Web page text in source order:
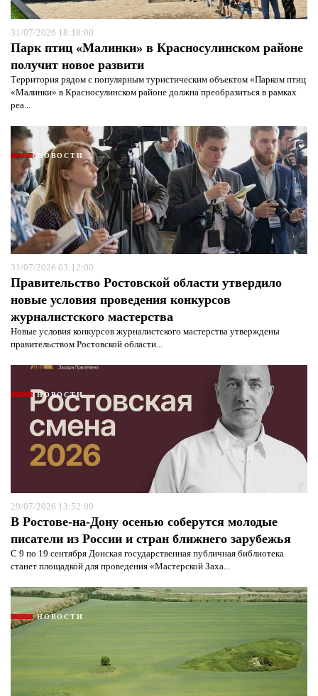
31/07/2026 18:18:00
Парк птиц «Малинки» в Красносулинском районе
получит новое развити
Территория рядом с популярным туристическим объектом «Парком птиц
«Малинки» в Красносулинском районе должна преобразиться в рамках
реа...
НОВОСТИ
31/07/2026 03:12:00
Правительство Ростовской области утвердило
новые условия проведения конкурсов
журналистского мастерства
Новые условия конкурсов журналистского мастерства утверждены
правительством Ростовской области...
НОВОСТИ
29/07/2026 13:52:00
В Ростове-на-Дону осенью соберутся молодые
писатели из России и стран ближнего зарубежья
С 9 по 19 сентября Донская государственная публичная библиотека
станет площадкой для проведения «Мастерской Заха...
НОВОСТИ
Я согласен сполитикой конфиденциальности и
защиты информации*
Я согласен сполитикой конфиденциальности и
защиты информации*